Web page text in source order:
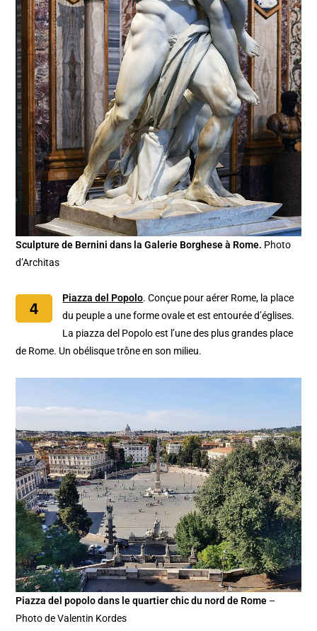
Sculpture de Bernini dans la Galerie Borghese à Rome. Photo
d’Architas
Piazza del Popolo. Conçue pour aérer Rome, la place
du peuple a une forme ovale et est entourée d’églises.
La piazza del Popolo est l’une des plus grandes place
de Rome. Un obélisque trône en son milieu.
Piazza del popolo dans le quartier chic du nord de Rome –
Photo de Valentin Kordes